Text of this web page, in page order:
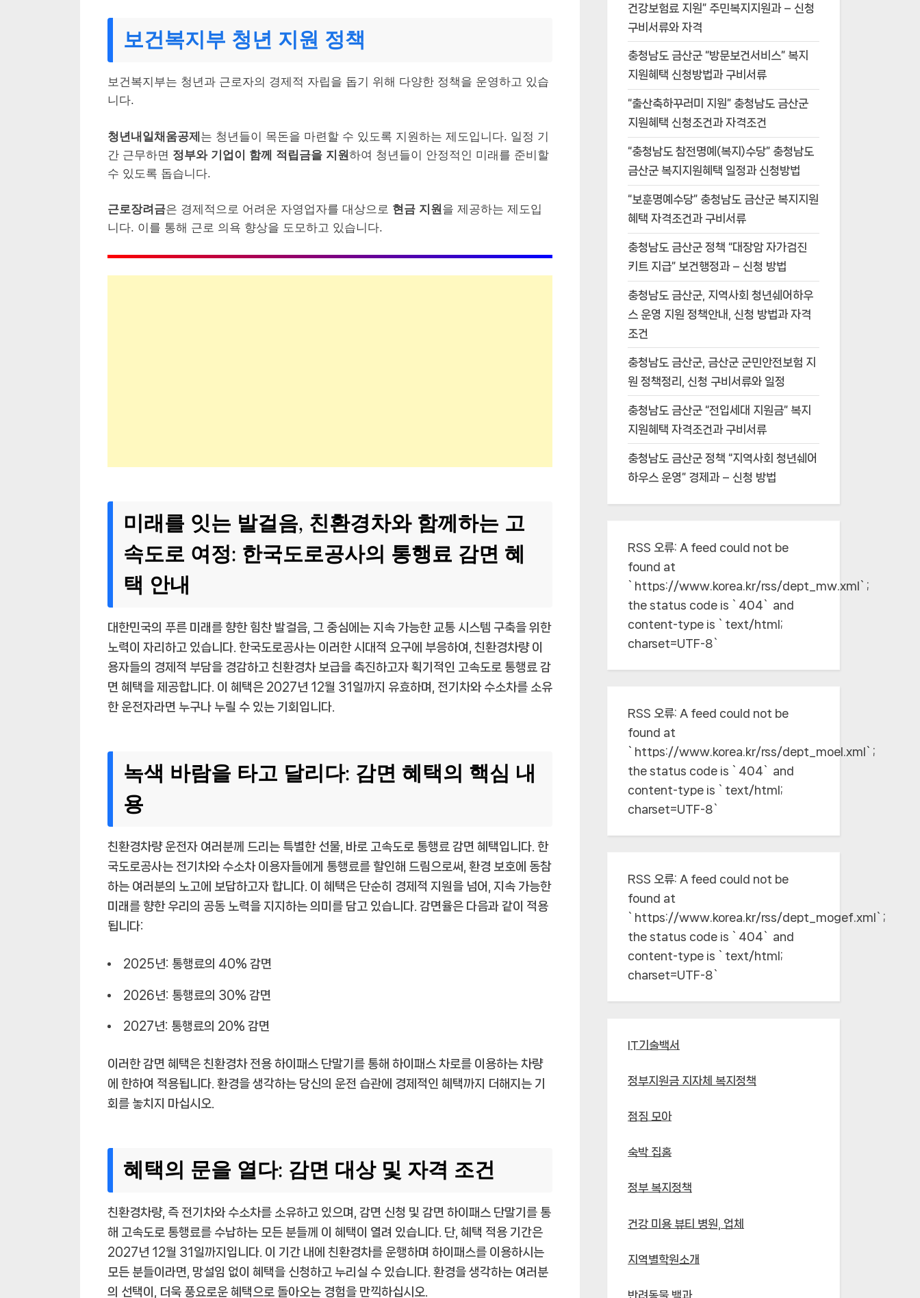
보건복지부 청년 지원 정책
보건복지부는 청년과 근로자의 경제적 자립을 돕기 위해 다양한 정책을 운영하고 있습
니다.
청년내일채움공제 는 청년들이 목돈을 마련할 수 있도록 지원하는 제도입니다. 일정 기
간 근무하면 정부와 기업이 함께 적립금을 지원하여 청년들이 안정적인 미래를 준비할
수 있도록 돕습니다.
근로장려금은 경제적으로 어려운 자영업자를 대상으로 현금 지원을 제공하는 제도입
니다. 이를 통해 근로 의욕 향상을 도모하고 있습니다.
미래를 잇는 발걸음, 친환경차와 함께하는 고
속도로 여정: 한국도로공사의 통행료 감면 혜
택 안내
대한민국의 푸른 미래를 향한 힘찬 발걸음, 그 중심에는 지속 가능한 교통 시스템 구축을 위한
노력이 자리하고 있습니다. 한국도로공사는 이러한 시대적 요구에 부응하여, 친환경차량 이
용자들의 경제적 부담을 경감하고 친환경차 보급을 촉진하고자 획기적인 고속도로 통행료 감
면 혜택을 제공합니다. 이 혜택은 2027년 12월 31일까지 유효하며, 전기차와 수소차를 소유
한 운전자라면 누구나 누릴 수 있는 기회입니다.
녹색 바람을 타고 달리다: 감면 혜택의 핵심 내
용
친환경차량 운전자 여러분께 드리는 특별한 선물, 바로 고속도로 통행료 감면 혜택입니다. 한
국도로공사는 전기차와 수소차 이용자들에게 통행료를 할인해 드림으로써, 환경 보호에 동참
하는 여러분의 노고에 보답하고자 합니다. 이 혜택은 단순히 경제적 지원을 넘어, 지속 가능한
미래를 향한 우리의 공동 노력을 지지하는 의미를 담고 있습니다. 감면율은 다음과 같이 적용
됩니다:
2025년: 통행료의 40% 감면
2026년: 통행료의 30% 감면
2027년: 통행료의 20% 감면
이러한 감면 혜택은 친환경차 전용 하이패스 단말기를 통해 하이패스 차로를 이용하는 차량
에 한하여 적용됩니다. 환경을 생각하는 당신의 운전 습관에 경제적인 혜택까지 더해지는 기
회를 놓치지 마십시오.
혜택의 문을 열다: 감면 대상 및 자격 조건
친환경차량, 즉 전기차와 수소차를 소유하고 있으며, 감면 신청 및 감면 하이패스 단말기를 통
해 고속도로 통행료를 수납하는 모든 분들께 이 혜택이 열려 있습니다. 단, 혜택 적용 기간은
2027년 12월 31일까지입니다. 이 기간 내에 친환경차를 운행하며 하이패스를 이용하시는
모든 분들이라면, 망설임 없이 혜택을 신청하고 누리실 수 있습니다. 환경을 생각하는 여러분
의 선택이, 더욱 풍요로운 혜택으로 돌아오는 경험을 만끽하십시오.
건강보험료 지원” 주민복지지원과 – 신청
구비서류와 자격
충청남도 금산군 “방문보건서비스” 복지
지원혜택 신청방법과 구비서류
“출산축하꾸러미 지원” 충청남도 금산군
지원혜택 신청조건과 자격조건
“충청남도 참전명예(복지)수당” 충청남도
금산군 복지지원혜택 일정과 신청방법
“보훈명예수당” 충청남도 금산군 복지지원
혜택 자격조건과 구비서류
충청남도 금산군 정책 “대장암 자가검진
키트 지급” 보건행정과 – 신청 방법
충청남도 금산군, 지역사회 청년쉐어하우
스 운영 지원 정책안내, 신청 방법과 자격
조건
충청남도 금산군, 금산군 군민안전보험 지
원 정책정리, 신청 구비서류와 일정
충청남도 금산군 “전입세대 지원금” 복지
지원혜택 자격조건과 구비서류
충청남도 금산군 정책 “지역사회 청년쉐어
하우스 운영” 경제과 – 신청 방법
RSS 오류: A feed could not be
found at
`https://www.korea.kr/rss/dept_mw.xml`;
the status code is `404` and
content-type is `text/html;
charset=UTF-8`
RSS 오류: A feed could not be
found at
`https://www.korea.kr/rss/dept_moel.xml`;
the status code is `404` and
content-type is `text/html;
charset=UTF-8`
RSS 오류: A feed could not be
found at
`https://www.korea.kr/rss/dept_mogef.xml`;
the status code is `404` and
content-type is `text/html;
charset=UTF-8`
IT기술백서
정부지원금 지자체 복지정책
점짐 모아
숙박 집홈
정부 복지정책
건강 미용 뷰티 병원, 업체
지역별학원소개
반려동물 백과